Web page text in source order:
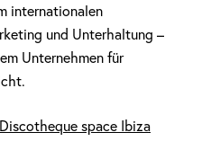
internationalen
und Unterhaltung –
Unternehmen für
Discotheque space Ibiza